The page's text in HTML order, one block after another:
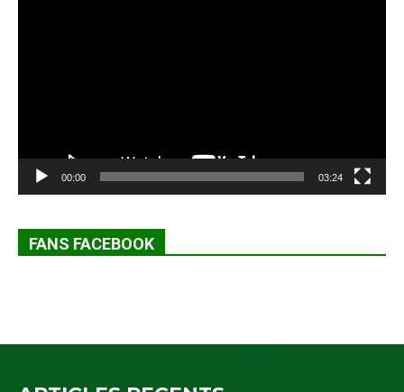
00:00 03:24
FANS FACEBOOK